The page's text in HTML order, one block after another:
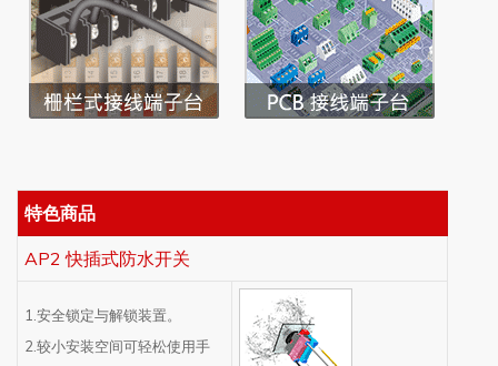
特色商品
AP2 快插式防水开关
1.安全锁定与解锁装置。
2.较小安装空间可轻松使用手